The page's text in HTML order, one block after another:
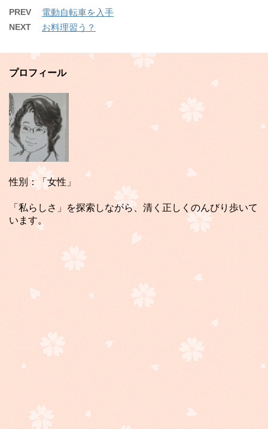
PREV 電動自転車を入手
NEXT お料理習う？
プロフィール
性別：「女性」
「私らしさ」を探索しながら、清く正しくのんびり歩いて
います。